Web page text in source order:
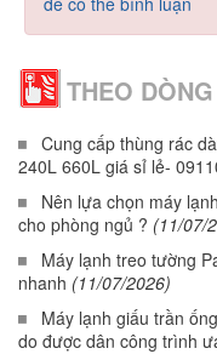
THEO
Cung cấp thùng rác
240L 660L giá sỉ lẻ-
Nên lựa chọn máy
cho phòng ngủ ? (11/07/
Máy lạnh treo tường
nhanh (11/07/2026)
Máy lạnh giấu trần
do được dân công trình